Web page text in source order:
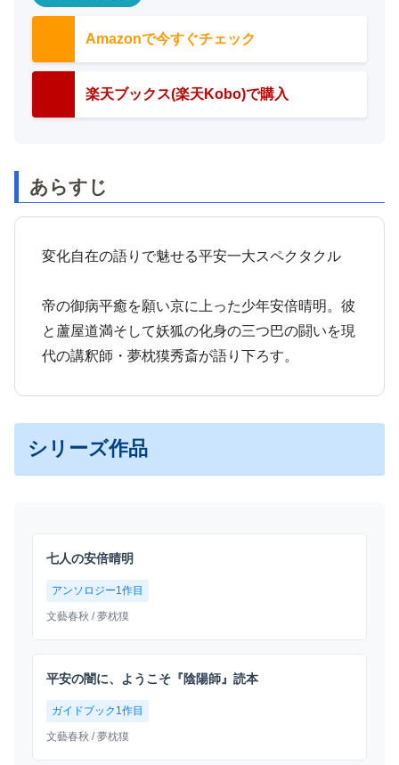
Amazonで今すぐチェック
楽天ブックス(楽天Kobo)で購入
あらすじ
変化自在の語りで魅せる平安一大スペクタクル
帝の御病平癒を願い京に上った少年安倍晴明。彼
と蘆屋道満そして妖狐の化身の三つ巴の闘いを現
代の講釈師・夢枕獏秀斎が語り下ろす。
シリーズ作品
七人の安倍晴明
アンソロジー1作目
文藝春秋 / 夢枕獏
平安の闇に、ようこそ『陰陽師』読本
ガイドブック1作目
文藝春秋 / 夢枕獏